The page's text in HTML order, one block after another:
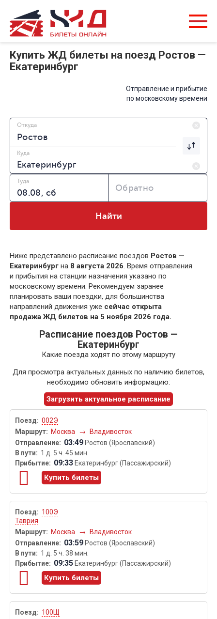
Купить ЖД билеты на поезд Ростов —
Екатеринбург
Отправление и прибытие
по московскому времени
Откуда
Куда
Туда
Обратно
Найти
Ниже представлено расписание поездов Ростов —
Екатеринбург на 8 августа 2026. Время отправления
и прибытия на станции назначения указано по
московскому времени. Рекомендуем заранее
планировать ваши поездки, для большинства
направлений движения уже сейчас открыта
продажа ЖД билетов на 5 ноября 2026 года.
Расписание поездов Ростов —
Екатеринбург
Какие поезда ходят по этому маршруту
Для просмотра актуальных данных по наличию билетов,
необходимо обновить информацию:
Загрузить актуальное расписание
002Э
Москва
→ Владивосток
03:49 Ростов (Ярославский)
1 д. 5 ч. 45 мин.
09:33 Екатеринбург (Пассажирский)
Купить билеты
100Э
Таврия
Москва
→ Владивосток
03:59 Ростов (Ярославский)
1 д. 5 ч. 38 мин.
09:35 Екатеринбург (Пассажирский)
Купить билеты
100Щ